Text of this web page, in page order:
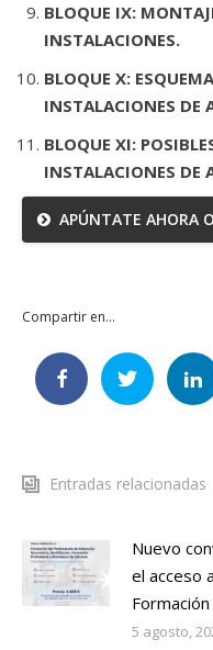
BLOQUE IX:
INSTALACIONES.
BLOQUE X:
INSTALACIONES DE
BLOQUE XI:
INSTALACIONES DE
APÚNTATE AHORA
Compartir en...
Entradas relacionadas
Nuevo
el acceso
5 agosto,